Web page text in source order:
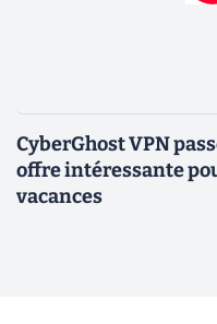
CyberGhost VPN
offre intéressante
vacances